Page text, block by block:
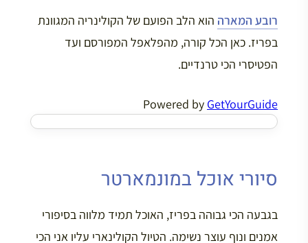
רובע המארה הוא הלב הפועם של הקולינריה המגוונת
בפריז. כאן הכל קורה, מהפלאפל המפורסם ועד
הפטיסרי הכי טרנדיים.
Powered by GetYourGuide
סיורי אוכל במונמארטר
בגבעה הכי גבוהה בפריז, האוכל תמיד מלווה בסיפורי
אמנים ונוף עוצר נשימה. הטיול הקולינארי עליו אני הכי